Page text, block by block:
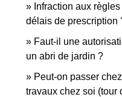
Infraction aux
délais de prescription
Faut-il une
un abri de jardin ?
Peut-on passer
travaux chez soi (tour